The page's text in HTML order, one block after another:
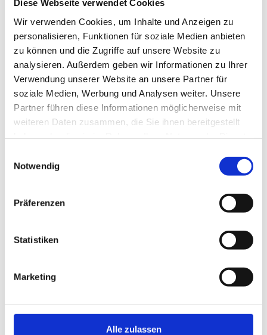
Diese Webseite verwendet Cookies
Wir verwenden Cookies, um Inhalte und Anzeigen zu
personalisieren, Funktionen für soziale Medien anbieten
zu können und die Zugriffe auf unsere Website zu
analysieren. Außerdem geben wir Informationen zu Ihrer
Verwendung unserer Website an unsere Partner für
soziale Medien, Werbung und Analysen weiter. Unsere
Partner führen diese Informationen möglicherweise mit
weiteren Daten zusammen, die Sie ihnen bereitgestellt
Notwendig
Präferenzen
Statistiken
Marketing
Alle zulassen
Digitalisierung von
Notenrollen aller Formate
für Forschungszwecke,
Archivierung und
Publikationen. Bei
Interesse, kontaktieren Sie